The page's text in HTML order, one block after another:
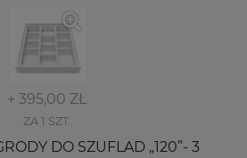
+ 395,00 ZŁ
ZA 1 SZT.
DO SZUFLAD „120”- 3